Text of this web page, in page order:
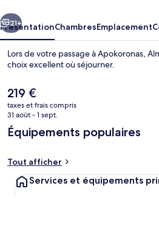
Suivant
21+
PrésentationChambresEmplacement
Lors de votre passage à Apokoronas,
choix excellent où séjourner.
Le
prix
actuel
est
de
219 €
taxes et frais compris
31 août - 1 sept.
Équipements populaires
Tout afficher
Services et équipements